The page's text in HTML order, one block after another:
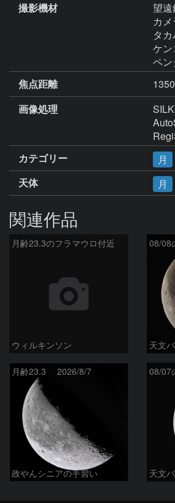
撮影機材
望
カ
タ
ケン
ペン
焦点距離
画像処理
カテゴリー
月
天体
月
関連作品
月齢23.3のフラマウロ付近
ウィルキンソン
08/08
天文
月齢23.3 2026/8/7
政やんシニアの手習い
08/07
天文